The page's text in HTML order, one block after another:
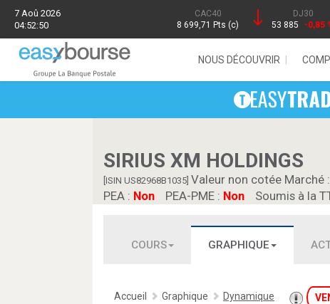
7 Aoû 2026
04:52:50
CAC40
8 699,71 Pts (c)
DJ30
53 885
-0,85
NOUS DÉCOUVRIR
SIRIUS XM HOLDINGS
[ISIN US82968B1035] Valeur non cotée Marché :
PEA : Non PEA-PME : Non Soumis à la
COURS GRAPHIQUE
Accueil Graphique Dynamique